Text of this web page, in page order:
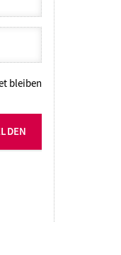
bleiben